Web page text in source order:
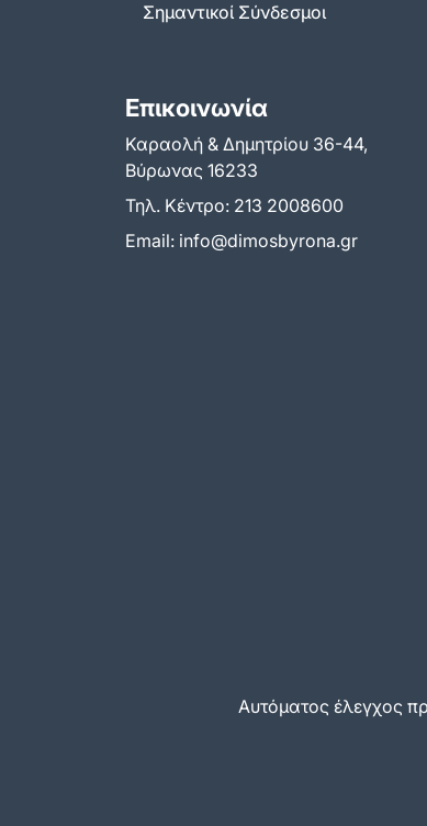
Σημαντικοί Σύνδεσμοι
Επικοινωνία
Καραολή & Δημητρίου 36-44,
Βύρωνας 16233
Τηλ. Κέντρο: 213 2008600
Email: info@dimosbyrona.gr
Αυτόματος έλεγχος